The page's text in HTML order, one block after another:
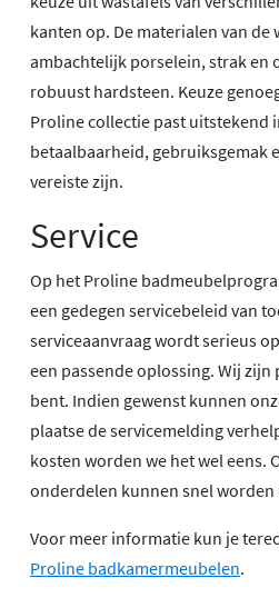
kanten op. De materialen van de
ambachtelijk porselein, strak en
robuust hardsteen. Keuze
Proline collectie past uitstekend
betaalbaarheid, gebruiksgemak
vereiste zijn.
Service
Op het Proline
een gedegen servicebeleid van
serviceaanvraag wordt serieus
een passende oplossing. Wij zijn
bent. Indien gewenst kunnen
plaatse de servicemelding
kosten worden we het wel eens.
onderdelen kunnen snel worden
Voor meer informatie kun je
Proline badkamermeubelen.